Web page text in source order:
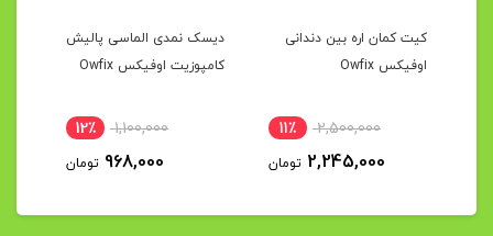
کیت کمان اره بین دندانی
اوفیکس Owfix
2,500,000 11٪
2,245,000 تومان
دیسک نمدی الماسی پالیش
کامپوزیت اوفیکس Owfix
1,100,000 12٪
968,000 تومان